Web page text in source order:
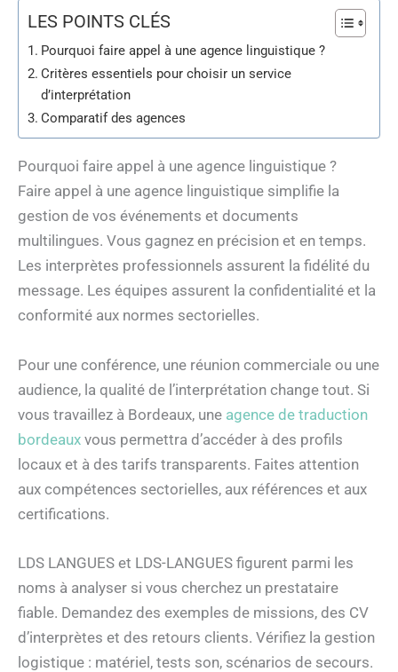
LES POINTS CLÉS
Pourquoi faire appel à une agence linguistique ?
Critères essentiels pour choisir un service
d’interprétation
Comparatif des agences
Pourquoi faire appel à une agence linguistique ?
Faire appel à une agence linguistique simplifie la
gestion de vos événements et documents
multilingues. Vous gagnez en précision et en temps.
Les interprètes professionnels assurent la fidélité du
message. Les équipes assurent la confidentialité et la
conformité aux normes sectorielles.
Pour une conférence, une réunion commerciale ou une
audience, la qualité de l’interprétation change tout. Si
vous travaillez à Bordeaux, une agence de traduction
bordeaux vous permettra d’accéder à des profils
locaux et à des tarifs transparents. Faites attention
aux compétences sectorielles, aux références et aux
certifications.
LDS LANGUES et LDS-LANGUES figurent parmi les
noms à analyser si vous cherchez un prestataire
fiable. Demandez des exemples de missions, des CV
d’interprètes et des retours clients. Vérifiez la gestion
logistique : matériel, tests son, scénarios de secours.